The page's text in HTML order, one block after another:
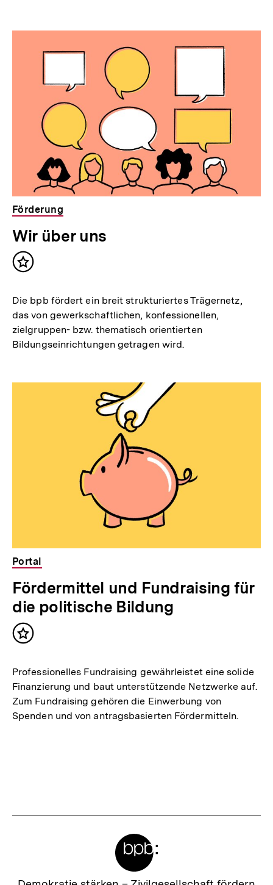
Förderung
Wir über uns
Inhalt
Die bpb fördert ein breit strukturiertes Trägernetz,
das von gewerkschaftlichen, konfessionellen,
zielgruppen- bzw. thematisch orientierten
Bildungseinrichtungen getragen wird.
Portal
Fördermittel und Fundraising für
die politische Bildung
Inhalt
Professionelles Fundraising gewährleistet eine solide
Finanzierung und baut unterstützende Netzwerke auf.
Zum Fundraising gehören die Einwerbung von
Spenden und von antragsbasierten Fördermitteln.